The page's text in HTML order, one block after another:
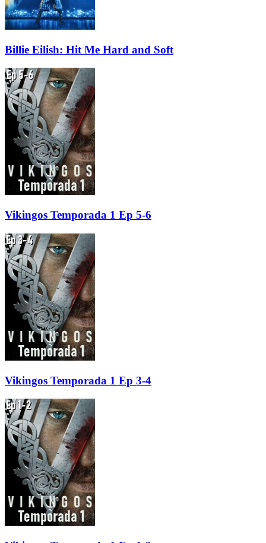
Billie Eilish: Hit Me Hard and Soft
Vikingos Temporada 1 Ep 5-6
Vikingos Temporada 1 Ep 3-4